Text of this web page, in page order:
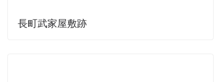
長町武家屋敷跡